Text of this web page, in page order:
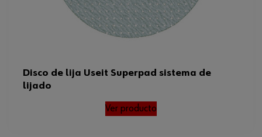
Disco de lija Useit Superpad sistema de
lijado
Ver producto